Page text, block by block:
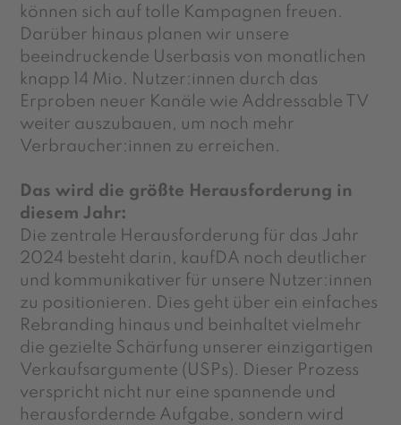
können sich auf tolle Kampagnen freuen.
Darüber hinaus planen wir unsere
beeindruckende Userbasis von monatlichen
knapp 14 Mio. Nutzer:innen durch das
Erproben neuer Kanäle wie Addressable TV
weiter auszubauen, um noch mehr
Verbraucher:innen zu erreichen.
Das wird die größte Herausforderung in
diesem Jahr:
Die zentrale Herausforderung für das Jahr
2024 besteht darin, kaufDA noch deutlicher
und kommunikativer für unsere Nutzer:innen
zu positionieren. Dies geht über ein einfaches
Rebranding hinaus und beinhaltet vielmehr
die gezielte Schärfung unserer einzigartigen
Verkaufsargumente (USPs). Dieser Prozess
verspricht nicht nur eine spannende und
herausfordernde Aufgabe, sondern wird